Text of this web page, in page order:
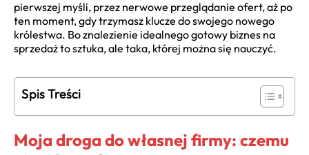
pierwszej myśli, przez nerwowe przeglądanie ofert, aż po
ten moment, gdy trzymasz klucze do swojego nowego
królestwa. Bo znalezienie idealnego gotowy biznes na
sprzedaż to sztuka, ale taka, której można się nauczyć.
Spis Treści
Moja droga do własnej firmy: czemu